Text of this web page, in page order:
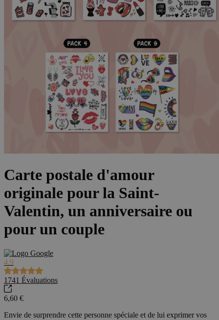
Carte postale d'amour
originale pour la Saint-
Valentin, un anniversaire ou
pour un couple
4.9
1741 Évaluations
6,60 €
Envie de surprendre cette personne spéciale et de lui exprimer vos